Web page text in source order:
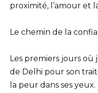
proximité, l’amour et
Le chemin de la
Les premiers jours où
de Delhi pour son
la peur dans ses